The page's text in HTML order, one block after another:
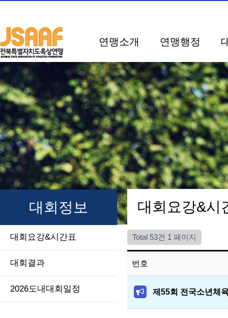
연맹소개 연맹행정
대회정보
대회요강&시간표
대회결과
2026도내대회일정
대회요강&
Total 53건 1 페이지
번호
제55회 전국소년체